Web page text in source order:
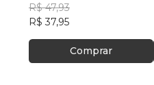
R$ 47,93
R$ 37,95
Comprar